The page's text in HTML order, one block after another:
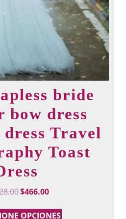
del
producto
bride
bow dress
Travel
Toast
Precio
era:
$466.00Precio
$466.00.
OPCIONES